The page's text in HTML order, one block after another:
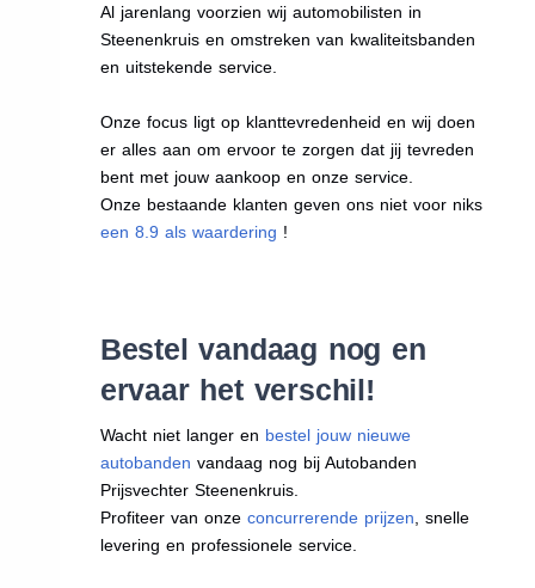
Al jarenlang voorzien wij automobilisten in
Steenenkruis en omstreken van kwaliteitsbanden
en uitstekende service.
Onze focus ligt op klanttevredenheid en wij doen
er alles aan om ervoor te zorgen dat jij tevreden
bent met jouw aankoop en onze service.
Onze bestaande klanten geven ons niet voor niks
een 8.9 als waardering !
Bestel vandaag nog en
ervaar het verschil!
Wacht niet langer en bestel jouw nieuwe
autobanden vandaag nog bij Autobanden
Prijsvechter Steenenkruis.
Profiteer van onze concurrerende prijzen , snelle
levering en professionele service.